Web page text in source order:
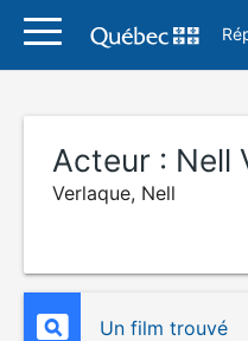
Acteur : Nell
Verlaque, Nell
Un film trouvé